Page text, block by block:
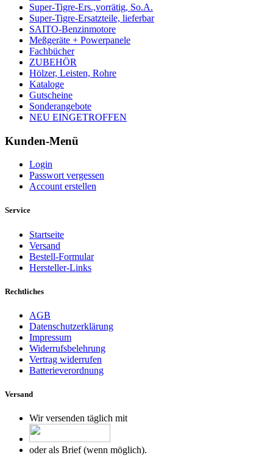
Super-Tigre-Ers.,vorrätig, So.A.
Super-Tigre-Ersatzteile, lieferbar
SAITO-Benzinmotore
Meßgeräte + Powerpanele
Fachbücher
ZUBEHÖR
Hölzer, Leisten, Rohre
Kataloge
Gutscheine
Sonderangebote
NEU EINGETROFFEN
Kunden-Menü
Login
Passwort vergessen
Account erstellen
Service
Startseite
Versand
Bestell-Formular
Hersteller-Links
Rechtliches
AGB
Datenschutzerklärung
Impressum
Widerrufsbelehrung
Vertrag widerrufen
Batterieverordnung
Versand
Wir versenden täglich mit
oder als Brief (wenn möglich).